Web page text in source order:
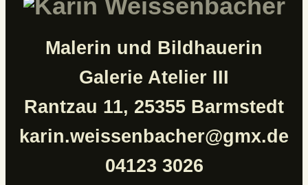
Malerin und Bildhauerin
Galerie Atelier III
Rantzau 11, 25355 Barmstedt
karin.weissenbacher@gmx.de
04123 3026